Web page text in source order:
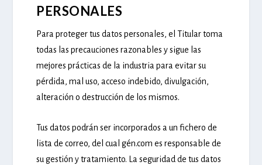
PERSONALES
Para proteger tus datos personales, el Titular toma
todas las precauciones razonables y sigue las
mejores prácticas de la industria para evitar su
pérdida, mal uso, acceso indebido, divulgación,
alteración o destrucción de los mismos.
Tus datos podrán ser incorporados a un fichero de
lista de correo, del cual gén.com es responsable de
su gestión y tratamiento. La seguridad de tus datos